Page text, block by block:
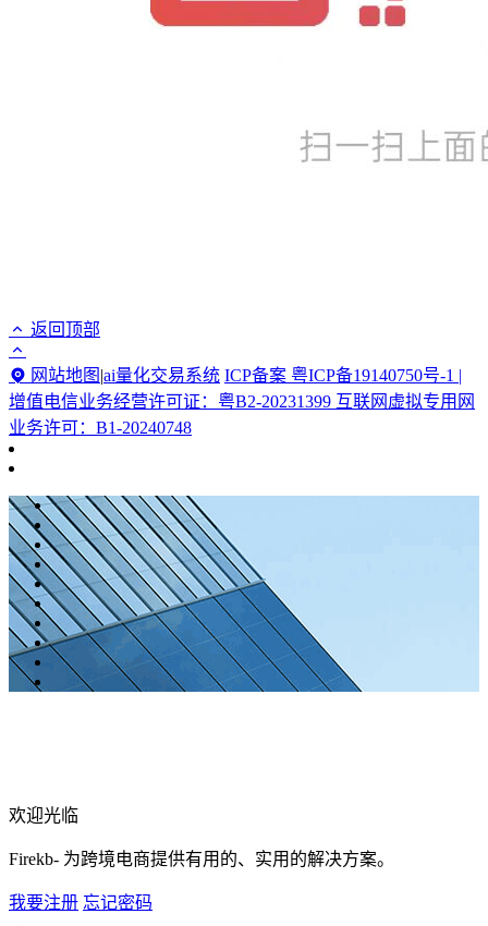
返回顶部
网站地图 |ai量化交易系统 ICP备案 粤ICP备19140750号-1 |
增值电信业务经营许可证：粤B2-20231399 互联网虚拟专用网
业务许可：B1-20240748
欢迎光临
Firekb- 为跨境电商提供有用的、实用的解决方案。
我要注册 忘记密码